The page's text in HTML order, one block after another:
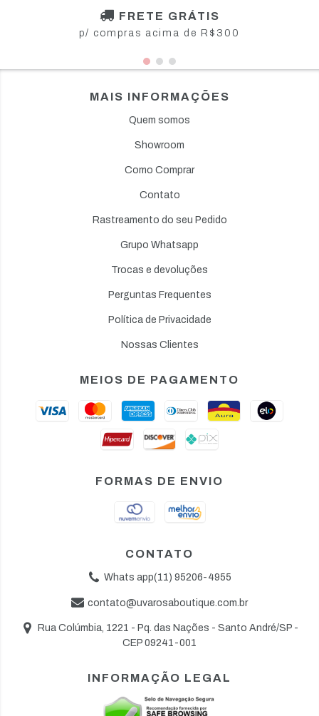
FRETE GRÁTIS
p/ compras acima de R$300
MAIS INFORMAÇÕES
Quem somos
Showroom
Como Comprar
Contato
Rastreamento do seu Pedido
Grupo Whatsapp
Trocas e devoluções
Perguntas Frequentes
Política de Privacidade
Nossas Clientes
MEIOS DE PAGAMENTO
FORMAS DE ENVIO
CONTATO
Whats app(11) 95206-4955
contato@uvarosaboutique.com.br
Rua Colúmbia, 1221 - Pq. das Nações - Santo André/SP -
CEP 09241-001
INFORMAÇÃO LEGAL